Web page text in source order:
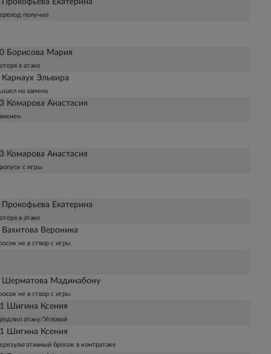
Прокофьева Екатерина
получил
Борисова Мария
в атаке
Карнаух Эльвира
на замену
Комарова Анастасия
Комарова Анастасия
с игры
Прокофьева Екатерина
в атаке
Вахитова Вероника
не в створ с игры
Шерматова Мадинабону
не в створ с игры
Шигина Ксения
атаку/Угловой
Шигина Ксения
бросок в контратаке